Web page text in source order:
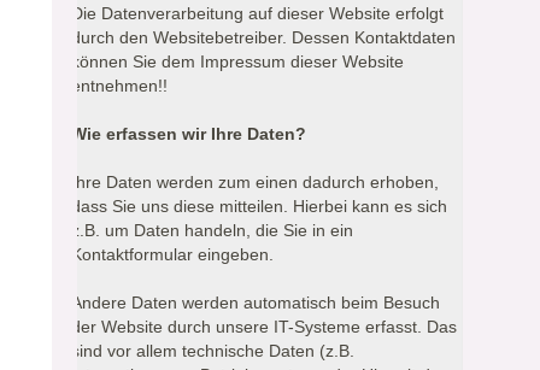
Die Datenverarbeitung auf dieser Website erfolgt
durch den Websitebetreiber. Dessen Kontaktdaten
können Sie dem Impressum dieser Website
entnehmen!!
Wie erfassen wir Ihre Daten?
Ihre Daten werden zum einen dadurch erhoben,
dass Sie uns diese mitteilen. Hierbei kann es sich
z.B. um Daten handeln, die Sie in ein
Kontaktformular eingeben.
Andere Daten werden automatisch beim Besuch
der Website durch unsere IT-Systeme erfasst. Das
sind vor allem technische Daten (z.B.